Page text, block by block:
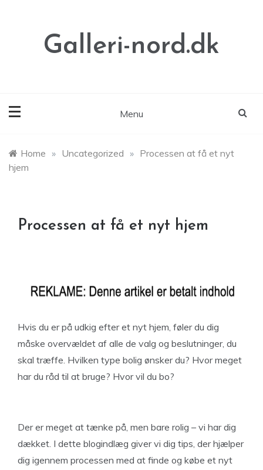
Galleri-nord.dk
Menu
Home » Uncategorized » Processen at få et nyt
hjem
Processen at få et nyt hjem
Hvis du er på udkig efter et nyt hjem, føler du dig
måske overvældet af alle de valg og beslutninger, du
skal træffe. Hvilken type bolig ønsker du? Hvor meget
har du råd til at bruge? Hvor vil du bo?
Der er meget at tænke på, men bare rolig – vi har dig
dækket. I dette blogindlæg giver vi dig tips, der hjælper
dig igennem processen med at finde og købe et nyt